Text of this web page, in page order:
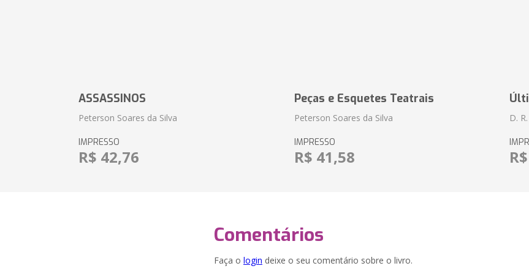
ASSASSINOS
Peterson Soares da Silva
IMPRESSO
R$ 42,76
Peças e Esquetes Teatrais
Peterson Soares da Silva
IMPRESSO
R$ 41,58
D.
Comentários
Faça o login deixe o seu comentário sobre o livro.